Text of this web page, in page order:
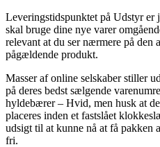
Leveringstidspunktet på Udstyr er
skal bruge dine nye varer
relevant at du ser nærmere på den
pågældende produkt.
Masser af online selskaber stiller
på deres bedst sælgende
hyldebærer – Hvid, men husk at
placeres inden et fastslået
udsigt til at kunne nå at få pakken
fri.